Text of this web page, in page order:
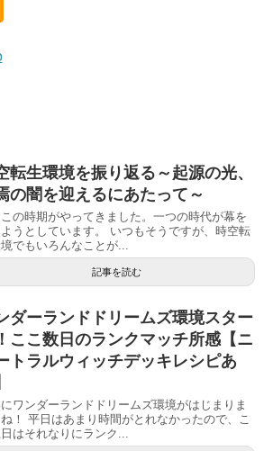
転生環境を振り返る～起源の光、
の闇を迎えるにあたって～
この時期がやってきました。一つの時代が幕を
うとしています。 いつもそうですが、時空転
でもいろんなことが...
記事を読む
ダーランドドリームズ環境スター
ここ数日のランクマッチ所感【ニ
トラルウィッチデッキレシピあ
ワンダーランドドリームズ環境がはじまりま
ね！ 平日はあまり時間がとれなかったので、こ
はそれなりにランク...